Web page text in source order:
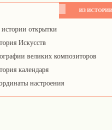
ИЗ
открытки
Искусств
великих композиторов
календаря
настроения